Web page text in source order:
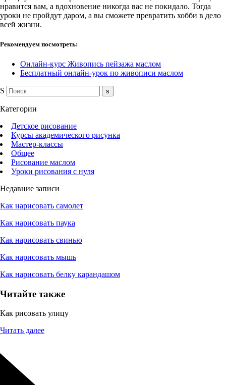
нравится вам, а вдохновение никогда вас не покидало. Тогда
уроки не пройдут даром, а вы сможете превратить хобби в дело
всей жизни.
Рекомендуем посмотреть:
Онлайн-курс Живопись пейзажа маслом
Бесплатный онлайн-урок по живописи маслом
S
Категории
Детское рисование
Курсы академического рисунка
Мастер-классы
Общее
Рисование маслом
Уроки рисования с нуля
Недавние записи
Как нарисовать самолет
Как нарисовать паука
Как нарисовать свинью
Как нарисовать мышь
Как нарисовать белку карандашом
Читайте также
Как рисовать улицу
Читать далее